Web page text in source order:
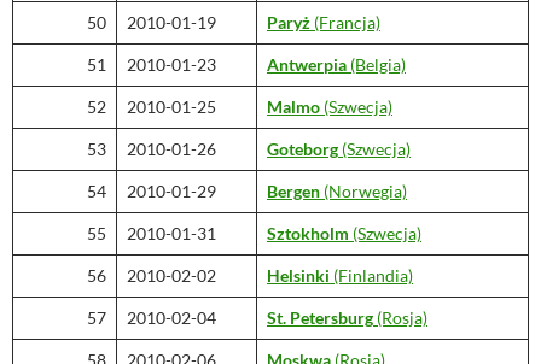
50 2010-01-19 Paryż (Francja)
51 2010-01-23 Antwerpia (Belgia)
52 2010-01-25 Malmo (Szwecja)
53 2010-01-26 Goteborg (Szwecja)
54 2010-01-29 Bergen (Norwegia)
55 2010-01-31 Sztokholm (Szwecja)
56 2010-02-02 Helsinki (Finlandia)
57 2010-02-04 St. Petersburg (Rosja)